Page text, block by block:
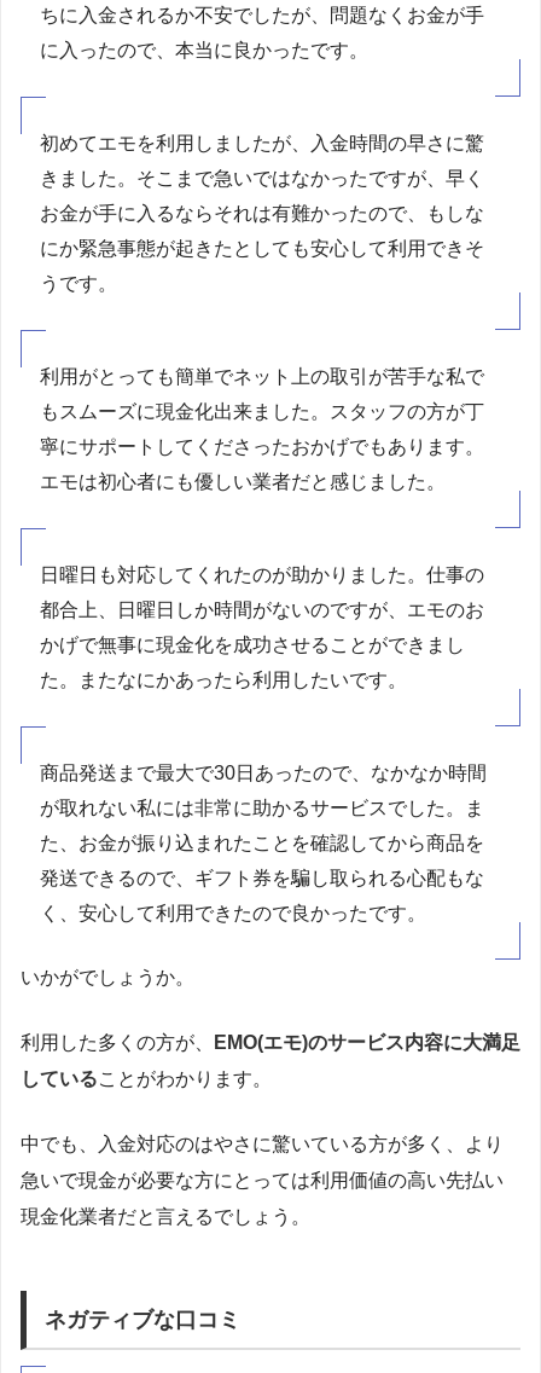
ちに入金されるか不安でしたが、問題なくお金が手
に入ったので、本当に良かったです。
初めてエモを利用しましたが、入金時間の早さに驚
きました。そこまで急いではなかったですが、早く
お金が手に入るならそれは有難かったので、もしな
にか緊急事態が起きたとしても安心して利用できそ
うです。
利用がとっても簡単でネット上の取引が苦手な私で
もスムーズに現金化出来ました。スタッフの方が丁
寧にサポートしてくださったおかげでもあります。
エモは初心者にも優しい業者だと感じました。
日曜日も対応してくれたのが助かりました。仕事の
都合上、日曜日しか時間がないのですが、エモのお
かげで無事に現金化を成功させることができまし
た。またなにかあったら利用したいです。
商品発送まで最大で30日あったので、なかなか時間
が取れない私には非常に助かるサービスでした。ま
た、お金が振り込まれたことを確認してから商品を
発送できるので、ギフト券を騙し取られる心配もな
く、安心して利用できたので良かったです。
いかがでしょうか。
利用した多くの方が、
EMO(エモ)のサービス内容に大満足
していることがわかります。
中でも、入金対応のはやさに驚いている方が多く、より
急いで現金が必要な方にとっては利用価値の高い先払い
現金化業者だと言えるでしょう。
ネガティブな口コミ